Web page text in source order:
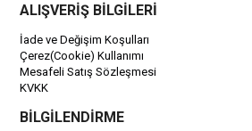
ALIŞVERİŞ BİLGİLERİ
İade ve Değişim Koşulları
Çerez(Cookie) Kullanımı
Mesafeli Satış Sözleşmesi
KVKK
BİLGİLENDİRME